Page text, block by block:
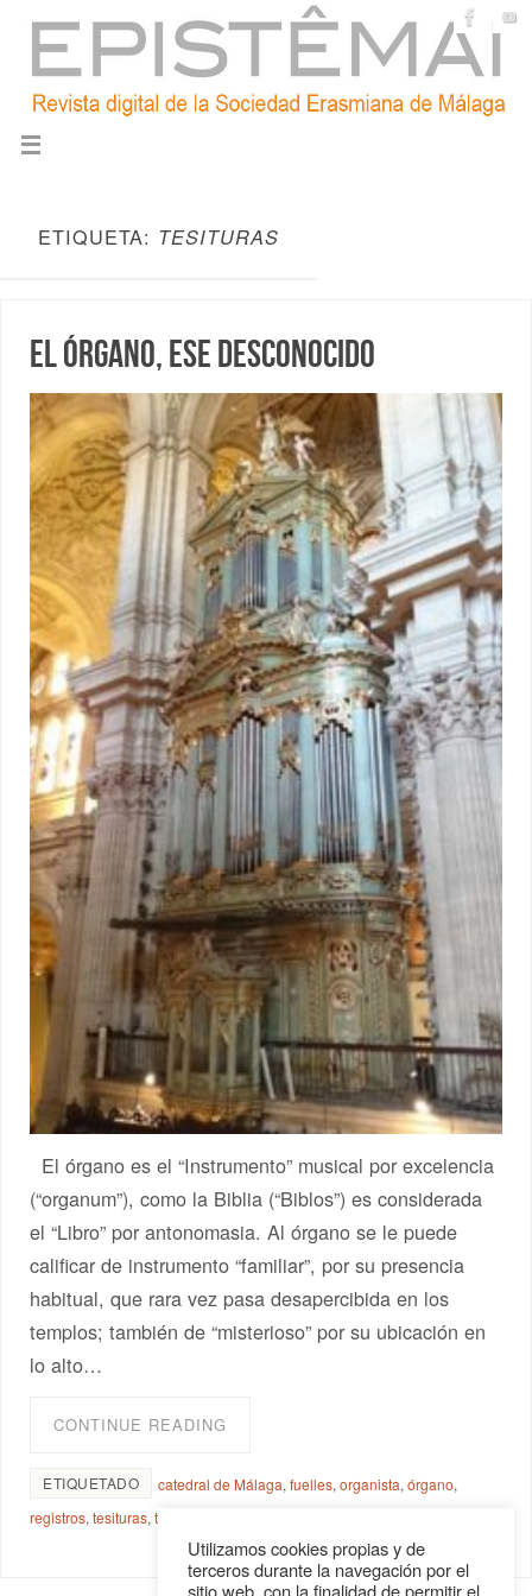
ETIQUETA: TESITURAS
El órgano, ese desconocido
El órgano es el “Instrumento” musical por excelencia
(“organum”), como la Biblia (“Biblos”) es considerada
el “Libro” por antonomasia. Al órgano se le puede
calificar de instrumento “familiar”, por su presencia
habitual, que rara vez pasa desapercibida en los
templos; también de “misterioso” por su ubicación en
lo alto…
CONTINUE READING
ETIQUETADO catedral de Málaga,fuelles,organista,órgano,
registros,tesituras,timbre
Utilizamos cookies propias y de
terceros durante la navegación por el
sitio web, con la finalidad de permitir el